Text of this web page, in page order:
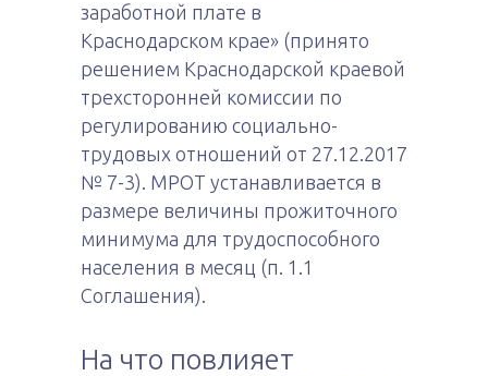
заработной плате в
Краснодарском крае» (принято
решением Краснодарской краевой
трехсторонней комиссии по
регулированию социально-
трудовых отношений от 27.12.2017
№ 7-3). МРОТ устанавливается в
размере величины прожиточного
минимума для трудоспособного
населения в месяц (п. 1.1
Соглашения).
На что повлияет